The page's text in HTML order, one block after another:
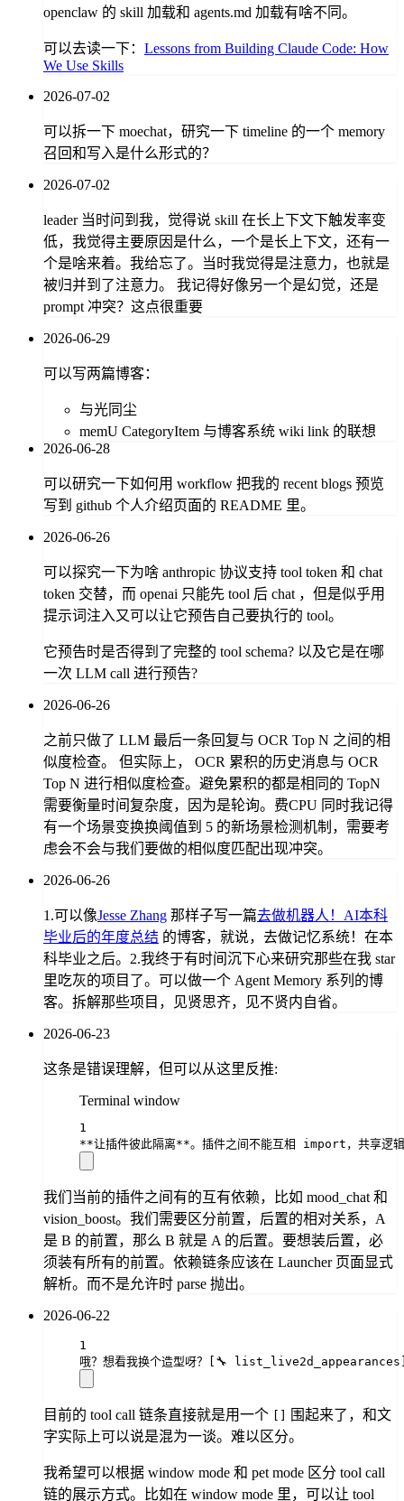
openclaw 的 skill 加载和 agents.md 加载有啥不同。
可以去读一下： Lessons from Building Claude Code: How
We Use Skills
2026-07-02
可以拆一下 moechat，研究一下 timeline 的一个 memory
召回和写入是什么形式的？
2026-07-02
leader 当时问到我，觉得说 skill 在长上下文下触发率变
低，我觉得主要原因是什么，一个是长上下文，还有一
个是啥来着。我给忘了。当时我觉得是注意力，也就是
被归并到了注意力。 我记得好像另一个是幻觉，还是
prompt 冲突？这点很重要
2026-06-29
可以写两篇博客：
与光同尘
memU CategoryItem 与博客系统 wiki link 的联想
2026-06-28
可以研究一下如何用 workflow 把我的 recent blogs 预览
写到 github 个人介绍页面的 README 里。
2026-06-26
可以探究一下为啥 anthropic 协议支持 tool token 和 chat
token 交替，而 openai 只能先 tool 后 chat ，但是似乎用
提示词注入又可以让它预告自己要执行的 tool。
它预告时是否得到了完整的 tool schema? 以及它是在哪
一次 LLM call 进行预告?
2026-06-26
之前只做了 LLM 最后一条回复与 OCR Top N 之间的相
似度检查。 但实际上， OCR 累积的历史消息与 OCR
Top N 进行相似度检查。避免累积的都是相同的 TopN
需要衡量时间复杂度，因为是轮询。费CPU 同时我记得
有一个场景变换换阈值到 5 的新场景检测机制，需要考
虑会不会与我们要做的相似度匹配出现冲突。
2026-06-26
1.可以像Jesse Zhang 那样子写一篇去做机器人！AI本科
毕业后的年度总结 的博客，就说，去做记忆系统！在本
科毕业之后。2.我终于有时间沉下心来研究那些在我 star
里吃灰的项目了。可以做一个 Agent Memory 系列的博
客。拆解那些项目，见贤思齐，见不贤内自省。
2026-06-23
这条是错误理解，但可以从这里反推:
Terminal window
1
**让插件彼此隔离**。插件之间不能互相 import，共享逻
我们当前的插件之间有的互有依赖，比如 mood_chat 和
vision_boost。我们需要区分前置，后置的相对关系，A
是 B 的前置，那么 B 就是 A 的后置。要想装后置，必
须装有所有的前置。依赖链条应该在 Launcher 页面显式
解析。而不是允许时 parse 抛出。
2026-06-22
1
哦？想看我换个造型呀？[🔧
目前的 tool call 链条直接就是用一个
围起来了，和文
字实际上可以说是混为一谈。难以区分。
我希望可以根据 window mode 和 pet mode 区分 tool call
链的展示方式。比如在 window mode 里，可以让 tool